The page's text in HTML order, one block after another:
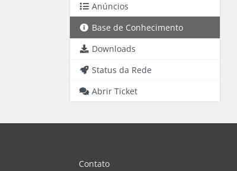
Anúncios
Base de Conhecimento
Downloads
Status da Rede
Abrir Ticket
Contato